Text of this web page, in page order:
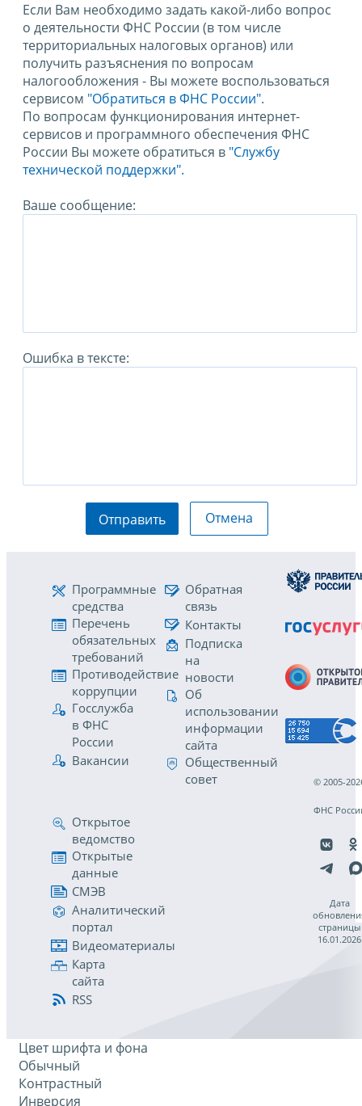
Если Вам необходимо задать какой-либо вопрос
о деятельности ФНС России (в том числе
территориальных налоговых органов) или
получить разъяснения по вопросам
налогообложения - Вы можете воспользоваться
сервисом "Обратиться в ФНС России".
По вопросам функционирования интернет-
сервисов и программного обеспечения ФНС
России Вы можете обратиться в "Службу
технической поддержки".
Ваше сообщение:
Ошибка в тексте:
Отправить Отмена
Программные
средства
Перечень
обязательных
требований
Противодействие
коррупции
Госслужба
в ФНС
России
Вакансии
Обратная
связь
Контакты
Подписка
на
новости
Об
использовании
информации
сайта
Общественный
совет
Открытое
ведомство
Открытые
данные
СМЭВ
Аналитический
портал
Видеоматериалы
Карта
сайта
RSS
© 2005-
ФНС
Дата
страницы
16.01.2026
Цвет шрифта и фона
Обычный
Контрастный
Инверсия